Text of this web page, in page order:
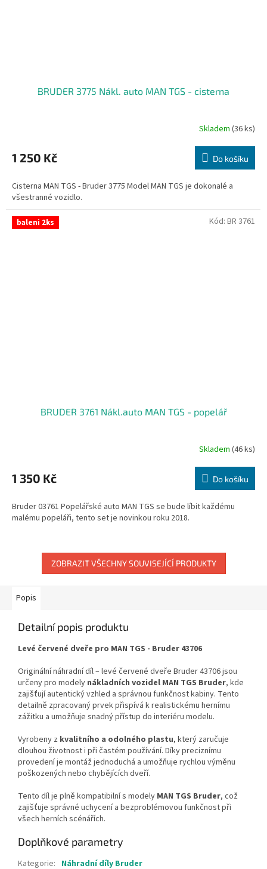
BRUDER 3775 Nákl. auto MAN TGS - cisterna
Skladem (36 ks)
1 250 Kč Do košíku
Cisterna MAN TGS - Bruder 3775 Model MAN TGS je dokonalé a
všestranné vozidlo.
baleni 2ks
BRUDER 3761 Nákl.auto MAN TGS - popelář
Skladem (46 ks)
1 350 Kč Do košíku
Bruder 03761 Popelářské auto MAN TGS se bude líbit každému
malému popeláři, tento set je novinkou roku 2018.
Kód: BR 3761
ZOBRAZIT VŠECHNY SOUVISEJÍCÍ PRODUKTY
Popis
Detailní popis produktu
Levé červené dveře pro MAN TGS - Bruder 43706
Originální náhradní díl – levé červené dveře Bruder 43706 jsou
určeny pro modely nákladních vozidel MAN TGS Bruder, kde
zajišťují autentický vzhled a správnou funkčnost kabiny. Tento
detailně zpracovaný prvek přispívá k realistickému hernímu
zážitku a umožňuje snadný přístup do interiéru modelu.
Vyrobeny z kvalitního a odolného plastu, který zaručuje
dlouhou životnost i při častém používání. Díky preciznímu
provedení je montáž jednoduchá a umožňuje rychlou výměnu
poškozených nebo chybějících dveří.
Tento díl je plně kompatibilní s modely MAN TGS Bruder, což
zajišťuje správné uchycení a bezproblémovou funkčnost při
všech herních scénářích.
Doplňkové parametry
Kategorie: Náhradní díly Bruder